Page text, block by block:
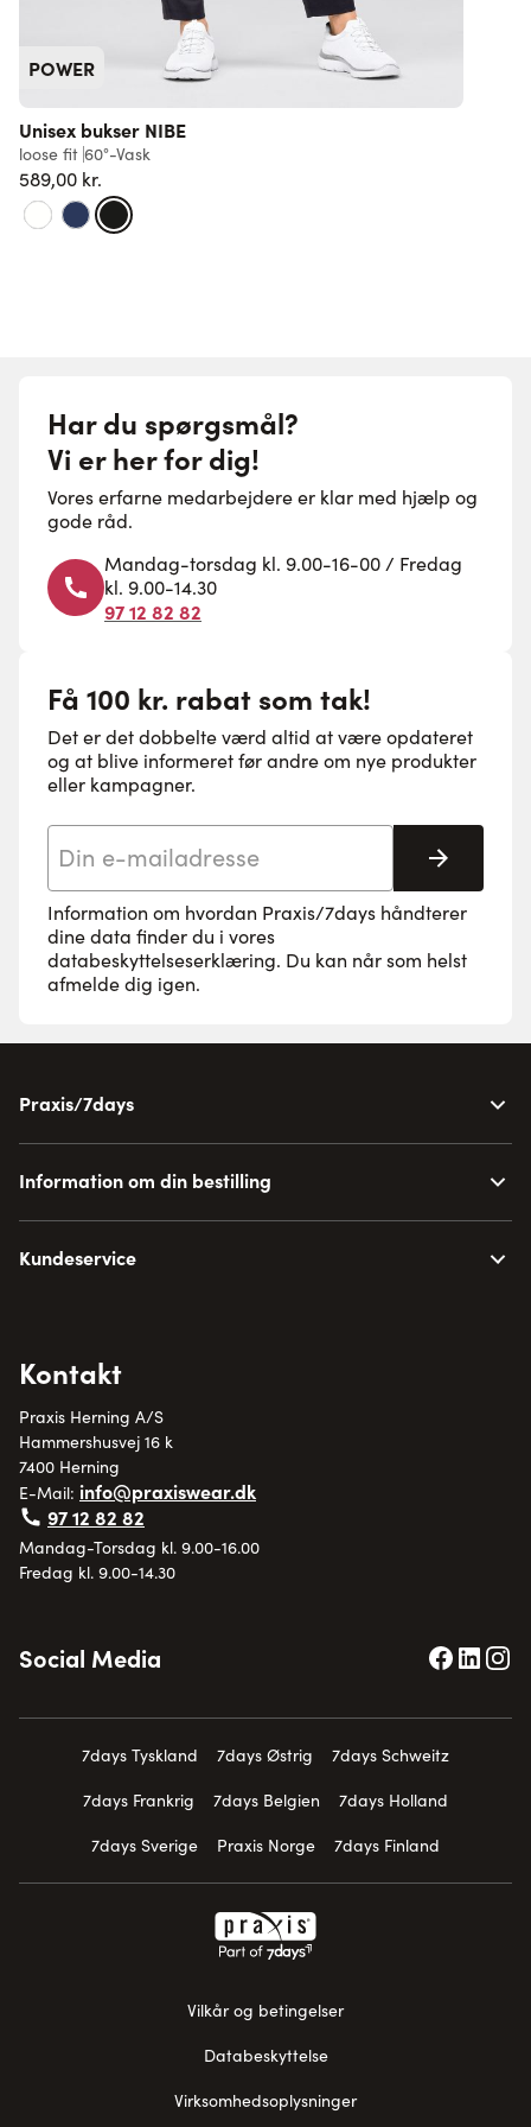
POWER
Unisex bukser NIBE
loose fit 60°-Vask
589,00 kr.
Har du spørgsmål?
Vi er her for dig!
Vores erfarne medarbejdere er klar med hjælp og
gode råd.
Mandag-torsdag kl. 9.00-16-00 / Fredag
kl. 9.00-14.30
97 12 82 82
Få 100 kr. rabat som tak!
Det er det dobbelte værd altid at være opdateret
og at blive informeret før andre om nye produkter
eller kampagner.
Tilmeld
Information om hvordan Praxis/7days håndterer
dine data finder du i vores
databeskyttelseserklæring. Du kan når som helst
afmelde dig igen.
Praxis/7days
Information om din bestilling
Kundeservice
Kontakt
Praxis Herning A/S
Hammershusvej 16 k
7400 Herning
E-Mail: info@praxiswear.dk
97 12 82 82
Mandag-Torsdag kl. 9.00-16.00
Fredag kl. 9.00-14.30
Social Media
7days Tyskland 7days Østrig
7days Schweitz
7days Frankrig
7days Belgien
7days Holland
7days Sverige
Praxis Norge 7days Finland
Vilkår og betingelser
Databeskyttelse
Virksomhedsoplysninger